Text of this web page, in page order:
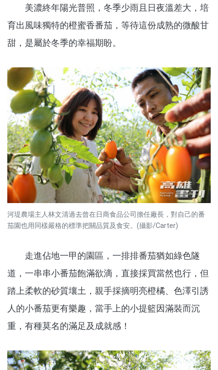
美濃終年陽光普照，冬季少雨且日夜溫差大，培
育出風味獨特的橙蜜香番茄，等待這份成熟的微酸甘
甜，是屬於冬季的幸福期盼。
河堤農場主人林文清過去曾在日商食品公司擔任廠長，對自己的番
茄園也用同樣嚴格的標準把關品質及食安。(攝影/Carter)
走進佔地一甲的園區，一排排番茄猶如綠色隧
道，一串串小番茄飽滿欲滴，直接採買當然也行，但
踏上柔軟的砂質壤土，親手採摘明亮橙橘、色澤引誘
人的小番茄更有樂趣，當手上的小提籃因滿裝而沉
重，有種莫名的滿足及成就感！